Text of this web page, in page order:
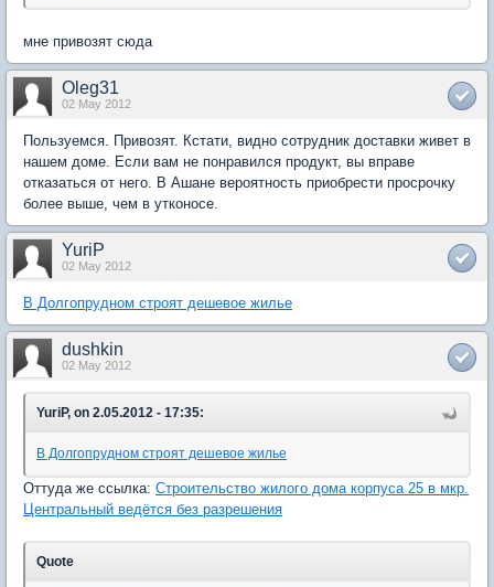
мне привозят сюда
Oleg31
02 May 2012
Пользуемся. Привозят. Кстати, видно сотрудник доставки живет в
нашем доме. Если вам не понравился продукт, вы вправе
отказаться от него. В Ашане вероятность приобрести просрочку
более выше, чем в утконосе.
YuriP
02 May 2012
В Долгопрудном строят дешевое жилье
dushkin
02 May 2012
YuriP, on 2.05.2012 - 17:35:
В Долгопрудном строят дешевое жилье
Оттуда же ссылка: Строительство жилого дома корпуса 25 в мкр.
Центральный ведётся без разрешения
Quote